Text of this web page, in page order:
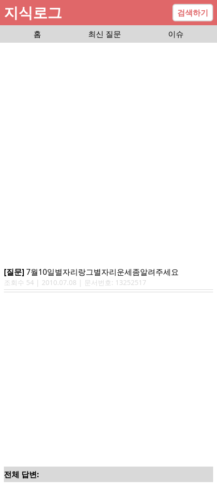
지식로그
검색하기
홈
최신 질문 이슈
[질문]7월10일별자리랑그별자리운세좀알려주세요
조회수 54 | 2010.07.08 | 문서번호: 13252517
전체 답변: